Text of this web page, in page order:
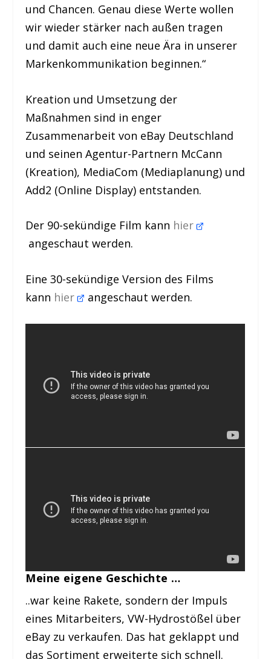
und Chancen. Genau diese Werte wollen
wir wieder stärker nach außen tragen
und damit auch eine neue Ära in unserer
Markenkommunikation beginnen.“
Kreation und Umsetzung der
Maßnahmen sind in enger
Zusammenarbeit von eBay Deutschland
und seinen Agentur-Partnern McCann
(Kreation), MediaCom (Mediaplanung) und
Add2 (Online Display) entstanden.
Der 90-sekündige Film kann hier
angeschaut werden.
Eine 30-sekündige Version des Films
kann hier angeschaut werden.
Meine eigene Geschichte …
..war keine Rakete, sondern der Impuls
eines Mitarbeiters, VW-Hydrostößel über
eBay zu verkaufen. Das hat geklappt und
das Sortiment erweiterte sich schnell.